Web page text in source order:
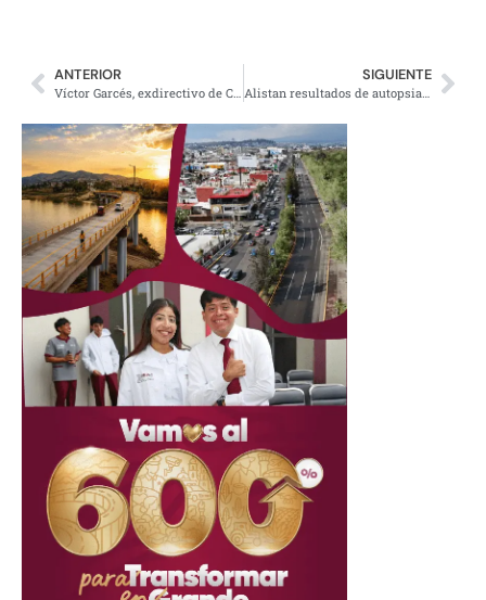
ANTERIOR
Víctor Garcés, exdirectivo de Cruz Azul es acusado de delincuencia organizada
SIGUIENTE
Alistan resultados de autopsia de Debanhi Escobar; se entregarán la próxima semana